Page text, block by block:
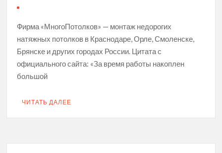
Фирма «МногоПотолков» — монтаж недорогих
натяжных потолков в Краснодаре, Орле, Смоленске,
Брянске и других городах России. Цитата с
официального сайта: «За время работы накоплен
большой
ЧИТАТЬ ДАЛЕЕ